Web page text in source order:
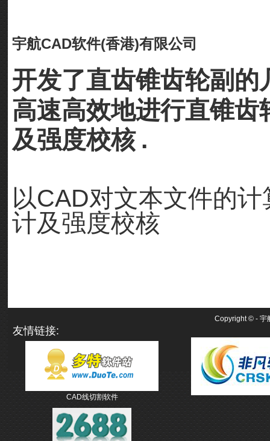
宇航CAD软件(香港)有限公司
开发了直齿锥齿轮副
高速高效地进行直锥
及强度校核 .
以CAD对文本文件的
计及强度校核
Copyright © - 宇
友情链接:
CAD线切割软件